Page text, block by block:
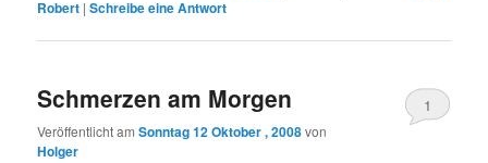
Robert |Schreibe eine Antwort
Schmerzen am Morgen
Veröffentlicht amSonntag 12 Oktober , 2008von
Holger
1